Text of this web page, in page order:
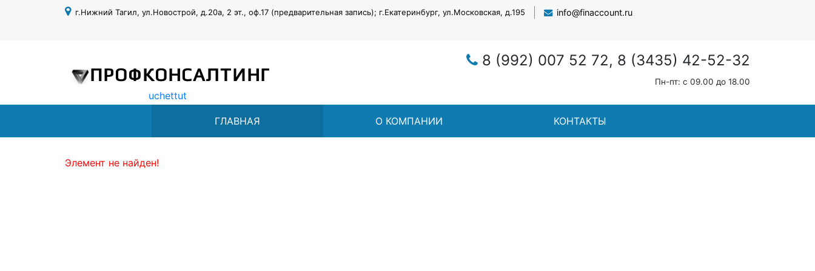
г.Нижний Тагил, ул.Новострой, д.20а, 2 эт., оф.17 (предварительная запись); г.Екатеринбург, ул.Московская, д.195 info@finaccount.ru
ПРОФКОНСАЛТИНГ
uchettut
8 (992) 007 52 72, 8 (3435) 42-52-32
Пн-пт: с 09.00 до 18.00
ГЛАВНАЯ О КОМПАНИИ КОНТАКТЫ
Элемент не найден!